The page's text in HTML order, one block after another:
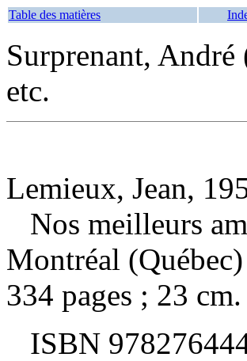
Table des matières
Surprenant,
etc.
Lemieux, Jean,
Nos meilleurs
Montréal
334 pages ; 23
ISBN